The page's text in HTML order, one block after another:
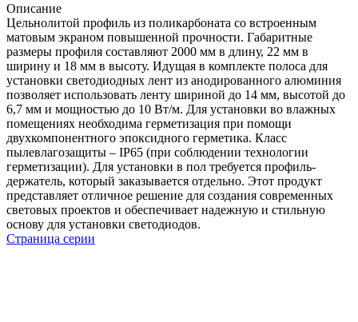
Описание
Цельнолитой профиль из поликарбоната со встроенным
матовым экраном повышенной прочности. Габаритные
размеры профиля составляют 2000 мм в длину, 22 мм в
ширину и 18 мм в высоту. Идущая в комплекте полоса для
установки светодиодных лент из анодированного алюминия
позволяет использовать ленту шириной до 14 мм, высотой до
6,7 мм и мощностью до 10 Вт/м. Для установки во влажных
помещениях необходима герметизация при помощи
двухкомпонентного эпоксидного герметика. Класс
пылевлагозащиты – IP65 (при соблюдении технологии
герметизации). Для установки в пол требуется профиль-
держатель, который заказывается отдельно. Этот продукт
представляет отличное решение для создания современных
световых проектов и обеспечивает надежную и стильную
основу для установки светодиодов.
Страница серии